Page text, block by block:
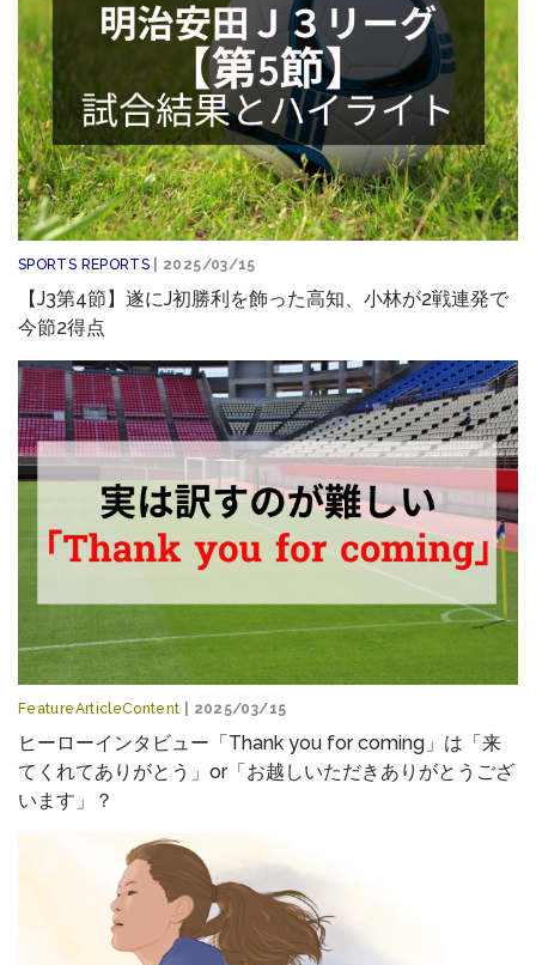
SPORTS REPORTS | 2025/03/15
【J3第4節】遂にJ初勝利を飾った高知、小林が2戦連発で
今節2得点
FeatureArticleContent | 2025/03/15
ヒーローインタビュー「Thank you for coming」は「来
てくれてありがとう」or「お越しいただきありがとうござ
います」？